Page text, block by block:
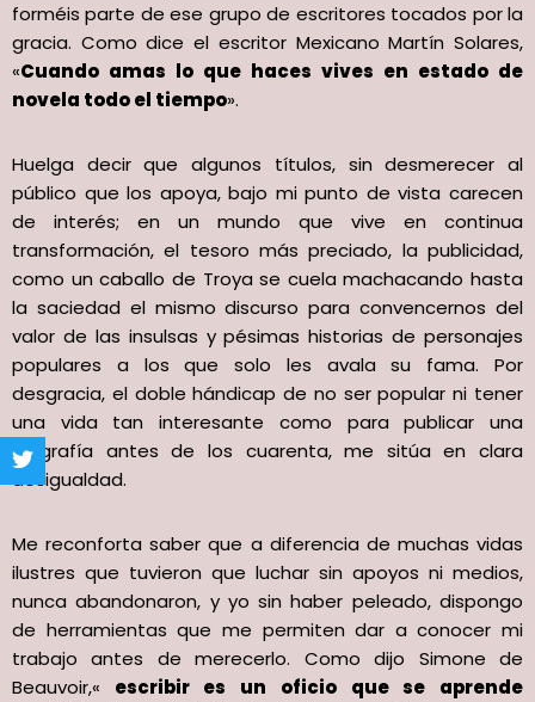
forméis parte de ese grupo de escritores tocados por la
gracia. Como dice el escritor Mexicano Martín Solares,
«Cuando amas lo que haces vives en estado de
novela todo el tiempo».
Huelga decir que algunos títulos, sin desmerecer al
público que los apoya, bajo mi punto de vista carecen
de interés; en un mundo que vive en continua
transformación, el tesoro más preciado, la publicidad,
como un caballo de Troya se cuela machacando hasta
la saciedad el mismo discurso para convencernos del
valor de las insulsas y pésimas historias de personajes
populares a los que solo les avala su fama. Por
desgracia, el doble hándicap de no ser popular ni tener
una vida tan interesante como para publicar una
biografía antes de los cuarenta, me sitúa en clara
desigualdad.
Me reconforta saber que a diferencia de muchas vidas
ilustres que tuvieron que luchar sin apoyos ni medios,
nunca abandonaron, y yo sin haber peleado, dispongo
de herramientas que me permiten dar a conocer mi
trabajo antes de merecerlo. Como dijo Simone de
Beauvoir,« escribir es un oficio que se aprende